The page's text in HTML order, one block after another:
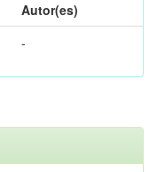
Autor(es)
-